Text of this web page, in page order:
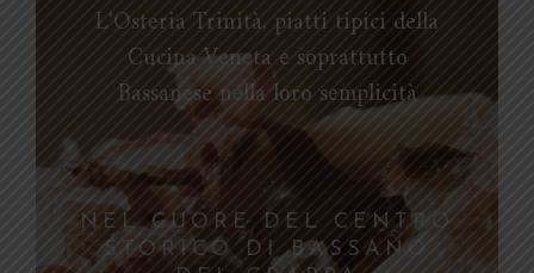
L'Osteria Trinità, piatti tipici della
Cucina Veneta e soprattutto
Bassanese nella loro semplicità
PRENOTA ADESSO IL
TUO TAVOLO